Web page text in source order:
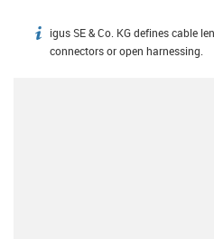
igus-icon-info
igus SE & Co. KG defines cable
connectors or open harnessing.